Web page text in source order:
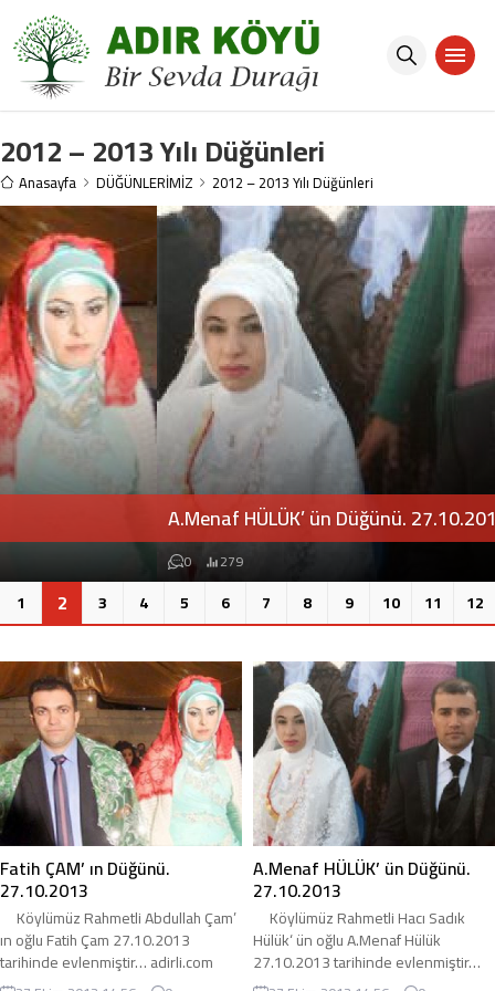
2012 – 2013 Yılı Düğünleri
Anasayfa DÜĞÜNLERİMİZ 2012 – 2013 Yılı Düğünleri
A.Menaf HÜLÜK’ ün Düğünü. 27.10.2013
1 2 3 4 5 6 7 8 9 10 11 12
Fatih ÇAM’ ın Düğünü.
27.10.2013
Köylümüz Rahmetli Abdullah Çam’
ın oğlu Fatih Çam 27.10.2013
tarihinde evlenmiştir… adirli.com
olarak genç çiftimize ömür boyu
A.Menaf HÜLÜK’ ün Düğünü.
27.10.2013
Köylümüz Rahmetli Hacı Sadık
Hülük‘ ün oğlu A.Menaf Hülük
27.10.2013 tarihinde evlenmiştir…
adirli.com olarak mutluluklar